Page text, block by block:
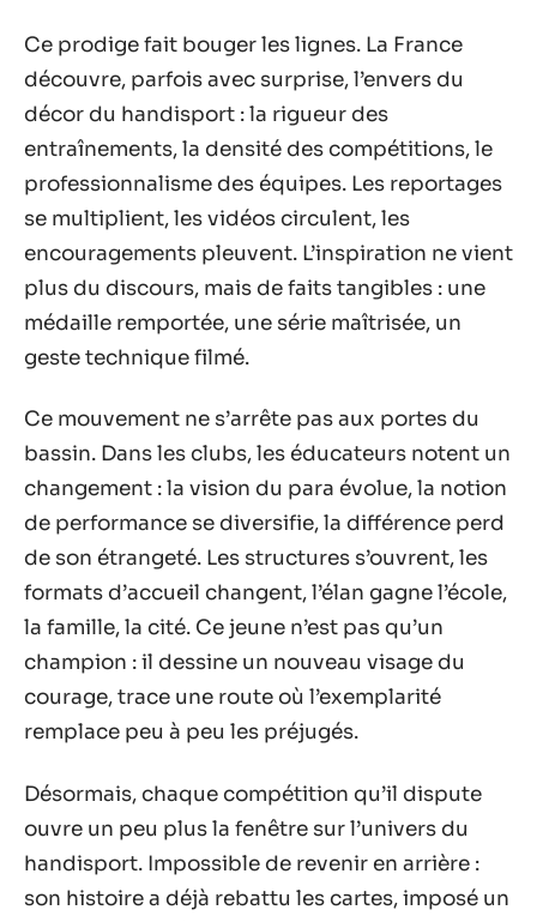
Ce prodige fait bouger les lignes. La France
découvre, parfois avec surprise, l’envers du
décor du handisport : la rigueur des
entraînements, la densité des compétitions, le
professionnalisme des équipes. Les reportages
se multiplient, les vidéos circulent, les
encouragements pleuvent. L’inspiration ne vient
plus du discours, mais de faits tangibles : une
médaille remportée, une série maîtrisée, un
geste technique filmé.
Ce mouvement ne s’arrête pas aux portes du
bassin. Dans les clubs, les éducateurs notent un
changement : la vision du para évolue, la notion
de performance se diversifie, la différence perd
de son étrangeté. Les structures s’ouvrent, les
formats d’accueil changent, l’élan gagne l’école,
la famille, la cité. Ce jeune n’est pas qu’un
champion : il dessine un nouveau visage du
courage, trace une route où l’exemplarité
remplace peu à peu les préjugés.
Désormais, chaque compétition qu’il dispute
ouvre un peu plus la fenêtre sur l’univers du
handisport. Impossible de revenir en arrière :
son histoire a déjà rebattu les cartes, imposé un